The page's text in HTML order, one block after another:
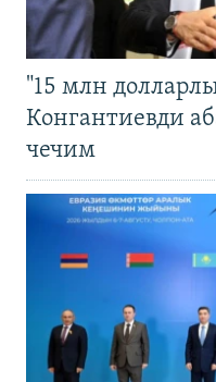
"15 млн
Конгантиевди
чечим